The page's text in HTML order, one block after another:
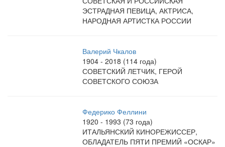
ЭСТРАДНАЯ ПЕВИЦА, АКТРИСА,
НАРОДНАЯ АРТИСТКА РОССИИ
Валерий Чкалов
1904 - 2018 (114 года)
СОВЕТСКИЙ ЛЕТЧИК, ГЕРОЙ
СОВЕТСКОГО СОЮЗА
Федерико Феллини
1920 - 1993 (73 года)
ИТАЛЬЯНСКИЙ КИНОРЕЖИССЕР,
ОБЛАДАТЕЛЬ ПЯТИ ПРЕМИЙ «ОСКАР»